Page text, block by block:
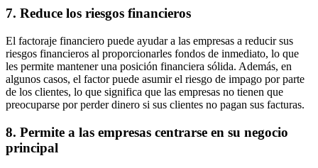
7. Reduce los riesgos financieros
El factoraje financiero puede ayudar a las empresas a reducir sus
riesgos financieros al proporcionarles fondos de inmediato, lo que
les permite mantener una posición financiera sólida. Además, en
algunos casos, el factor puede asumir el riesgo de impago por parte
de los clientes, lo que significa que las empresas no tienen que
preocuparse por perder dinero si sus clientes no pagan sus facturas.
8. Permite a las empresas centrarse en su negocio
principal